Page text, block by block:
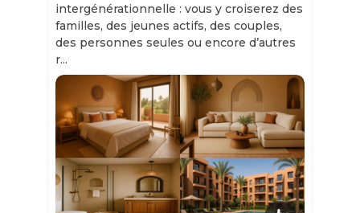
intergénérationnelle : vous y croiserez des
familles, des jeunes actifs, des couples,
des personnes seules ou encore d’autres
r...
Slide 1 of 11